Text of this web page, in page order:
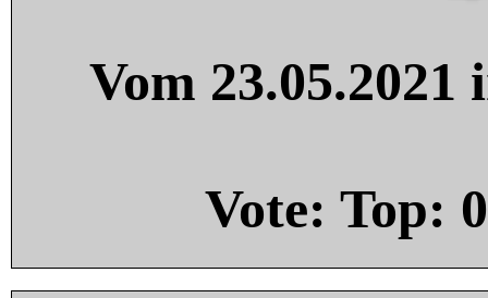
Vom
Vote: Top: 0